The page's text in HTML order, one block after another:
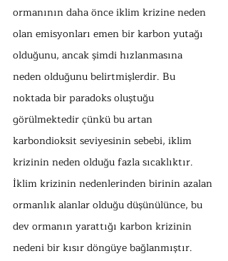
ormanının daha önce iklim krizine neden
olan emisyonları emen bir karbon yutağı
olduğunu, ancak şimdi hızlanmasına
neden olduğunu belirtmişlerdir. Bu
noktada bir paradoks oluştuğu
görülmektedir çünkü bu artan
karbondioksit seviyesinin sebebi, iklim
krizinin neden olduğu fazla sıcaklıktır.
İklim krizinin nedenlerinden birinin azalan
ormanlık alanlar olduğu düşünülünce, bu
dev ormanın yarattığı karbon krizinin
nedeni bir kısır döngüye bağlanmıştır.